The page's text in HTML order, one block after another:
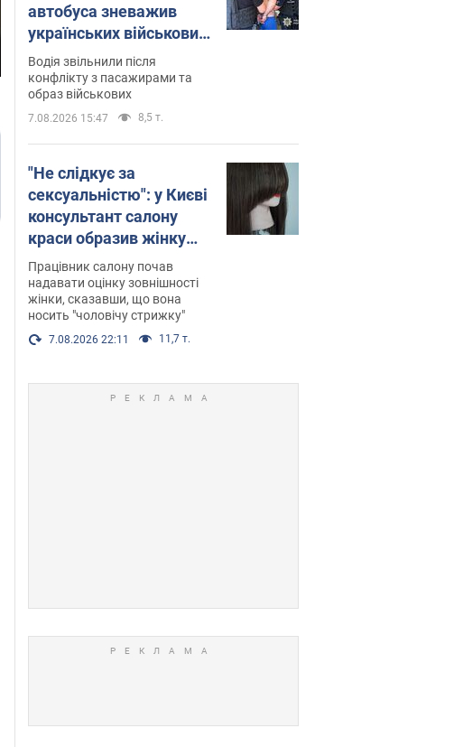
автобуса зневажив
українських військових
і поплатився. Відео
Водія звільнили після
конфлікту з пасажирами та
образ військових
7.08.2026 15:47 8,5 т.
"Не слідкує за
сексуальністю": у Києві
консультант салону
краси образив жінку
після хімієтерапії,
розгорівся скандал.
Фото
Працівник салону почав
надавати оцінку зовнішності
жінки, сказавши, що вона
носить "чоловічу стрижку"
7.08.2026 22:11 11,7 т.